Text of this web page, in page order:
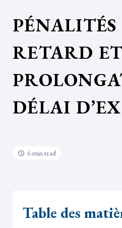
PÉNALITÉS
RETARD
DÉLAI
6 min read
Table des